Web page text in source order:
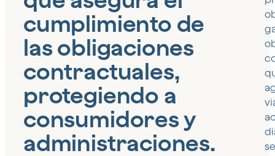
cumplimiento de
las obligaciones
contractuales,
protegiendo a
consumidores y
administraciones.